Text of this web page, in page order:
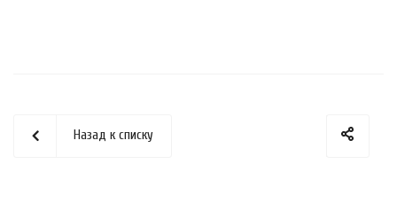
Назад к списку